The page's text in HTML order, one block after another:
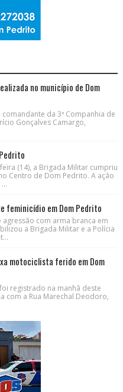
no município de Dom
da 3ª Companhia de
Gonçalves Camargo,
(14), a Brigada Militar cumpriu
Centro de Dom Pedrito. A ação
feminicídio em Dom Pedrito
com arma branca em
a Brigada Militar e a Polícia
motociclista ferido em Dom
registrado na manhã deste
com a Rua Marechal Deodoro,